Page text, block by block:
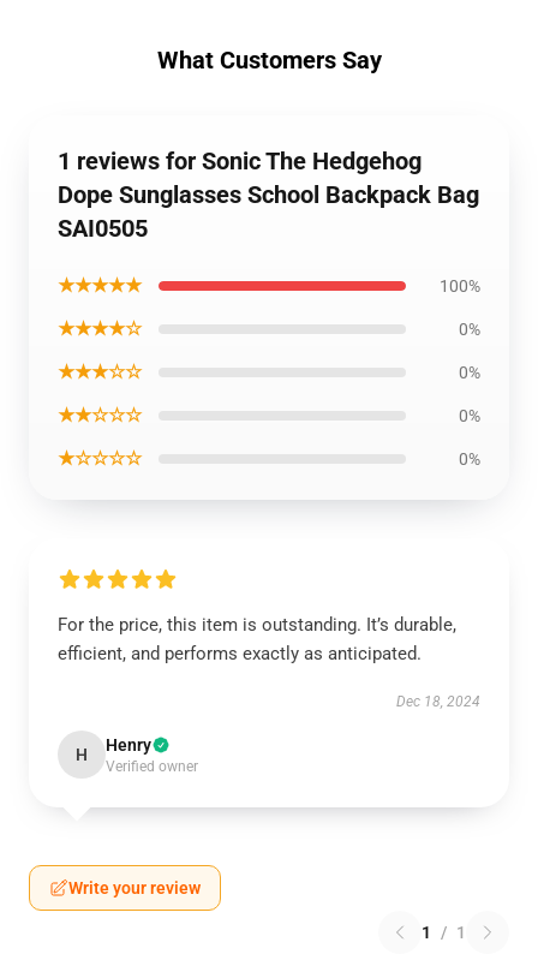
What Customers Say
1 reviews for Sonic The Hedgehog
Dope Sunglasses School Backpack Bag
SAI0505
★★★★★ 100%
★★★★☆ 0%
★★★☆☆ 0%
★★☆☆☆ 0%
★☆☆☆☆ 0%
For the price, this item is outstanding. It’s durable,
efficient, and performs exactly as anticipated.
Dec 18, 2024
H Henry
Verified owner
Write your review
1 / 1